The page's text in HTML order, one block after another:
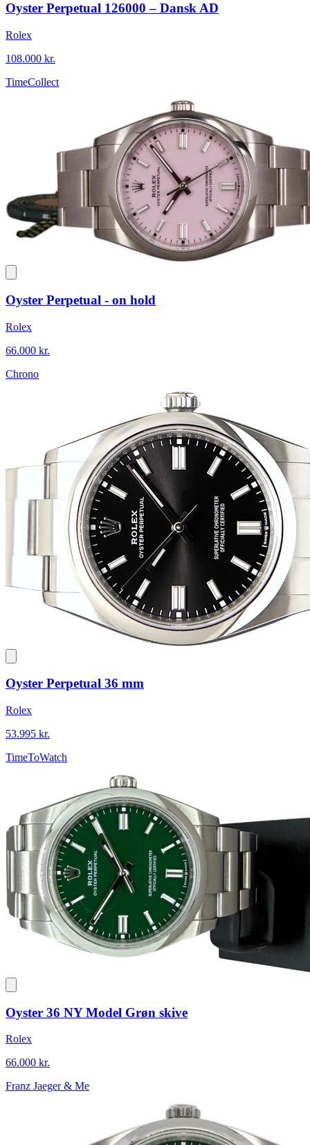
Oyster Perpetual 126000 – Dansk AD
Rolex
108.000 kr.
TimeCollect
Oyster Perpetual - on hold
Rolex
66.000 kr.
Chrono
Oyster Perpetual 36 mm
Rolex
53.995 kr.
TimeToWatch
Oyster 36 NY Model Grøn skive
Rolex
66.000 kr.
Franz Jaeger & Me